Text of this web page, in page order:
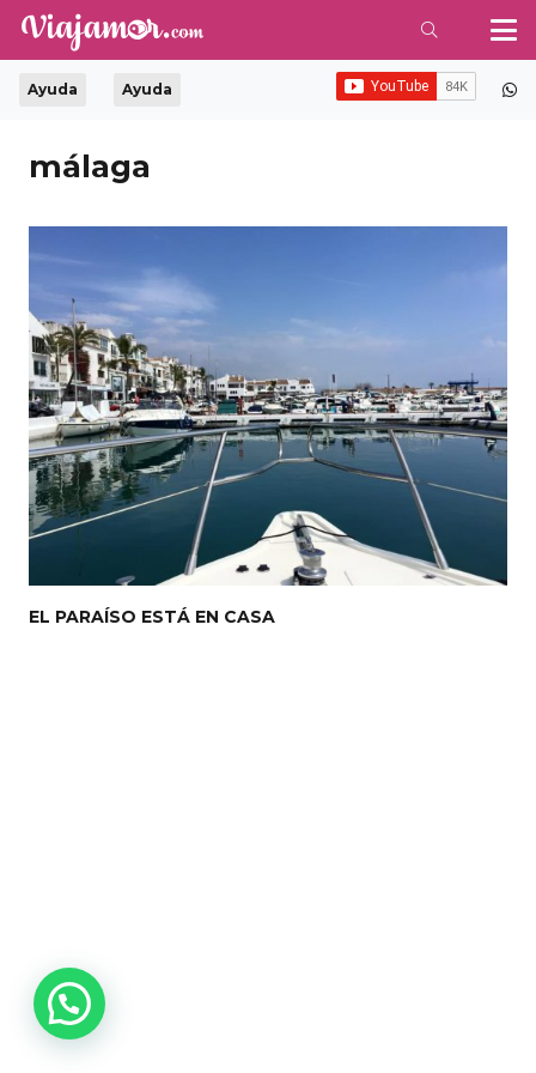
Ayuda Ayuda
málaga
EL PARAÍSO ESTÁ EN CASA